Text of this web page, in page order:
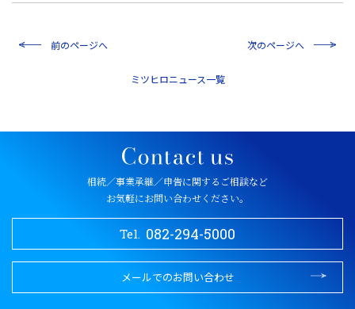
前のページへ
一覧
次のページへ
相続／事業承継／申告に関するご相談など
お気軽にお問い合わせください。
Tel. 082-294-5000
メールでのお問い合わせ